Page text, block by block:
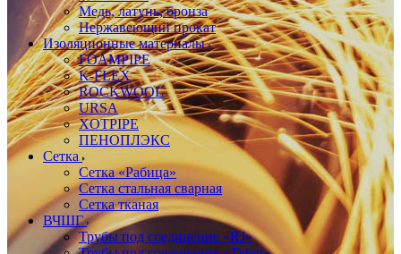
Медь, латунь, бронза
Нержавеющий прокат
Изоляционные материалы
FOAMPIPE
K-FLEX
ROCKWOOL
URSA
XOTPIPE
ПЕНОПЛЭКС
Сетка
Сетка «Рабица»
Сетка стальная сварная
Сетка тканая
ВЧШГ
Трубы под соединение «RJ»